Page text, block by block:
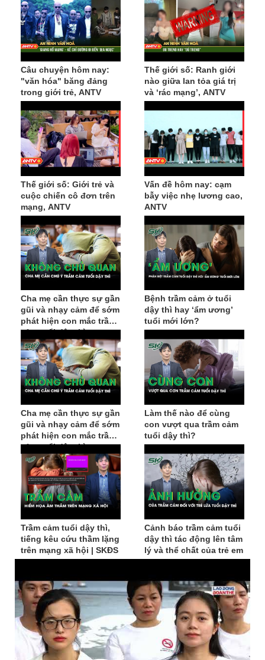
Câu chuyện hôm nay:
"văn hóa" băng đảng
trong giới trẻ, ANTV
Thế giới số: Ranh giới
nào giữa lan tỏa giá trị
và ‘rác mạng’, ANTV
Thế giới số: Giới trẻ và
cuộc chiến cô đơn trên
mạng, ANTV
Vấn đề hôm nay: cạm
bẫy việc nhẹ lương cao,
ANTV
Cha mẹ cần thực sự gần
gũi và nhạy cảm để sớm
phát hiện con mắc trầm
cảm tuổi dậy thì
Bệnh trầm cảm ở tuổi
dậy thì hay ‘ẩm ương’
tuổi mới lớn?
Cha mẹ cần thực sự gần
gũi và nhạy cảm để sớm
phát hiện con mắc trầm
cảm tuổi dậy thì
Làm thế nào để cùng
con vượt qua trầm cảm
tuổi dậy thì?
Trầm cảm tuổi dậy thì,
tiếng kêu cứu thầm lặng
trên mạng xã hội | SKĐS
Cảnh báo trầm cảm tuổi
dậy thì tác động lên tâm
lý và thể chất của trẻ em